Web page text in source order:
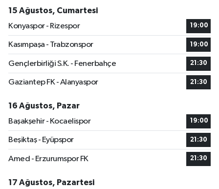
15 Ağustos, Cumartesi
Konyaspor - Rizespor
19:00
Kasımpaşa - Trabzonspor 19:00
Gençlerbirliği S.K. - Fenerbahçe 21:30
Gaziantep FK - Alanyaspor 21:30
16 Ağustos, Pazar
Başakşehir - Kocaelispor
19:00
Beşiktaş - Eyüpspor 21:30
Amed - Erzurumspor FK 21:30
17 Ağustos, Pazartesi